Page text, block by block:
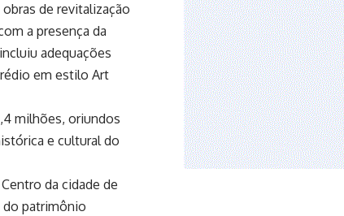
de revitalização
a presença da
adequações
em estilo Art
milhões, oriundos
e cultural do
da cidade de
do patrimônio